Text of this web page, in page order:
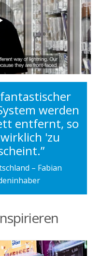
werden
entfernt, so
'zu
– Fabian